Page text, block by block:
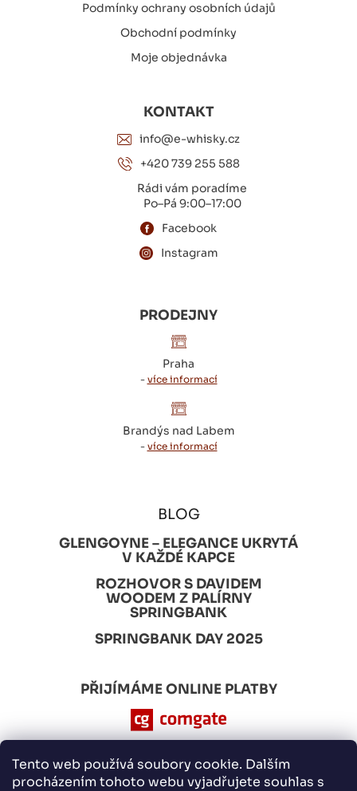
Tento web používá soubory cookie. Dalším
procházením tohoto webu vyjadřujete souhlas s
Podmínky ochrany osobních údajů
Obchodní podmínky
Moje objednávka
KONTAKT
info@e-whisky.cz
+420 739 255 588
Rádi vám poradíme
Po–Pá 9:00–17:00
Facebook
Instagram
PRODEJNY
Praha
- více informací
Brandýs nad Labem
- více informací
BLOG
GLENGOYNE – ELEGANCE UKRYTÁ
V KAŽDÉ KAPCE
ROZHOVOR S DAVIDEM
WOODEM Z PALÍRNY
SPRINGBANK
SPRINGBANK DAY 2025
PŘIJÍMÁME ONLINE PLATBY